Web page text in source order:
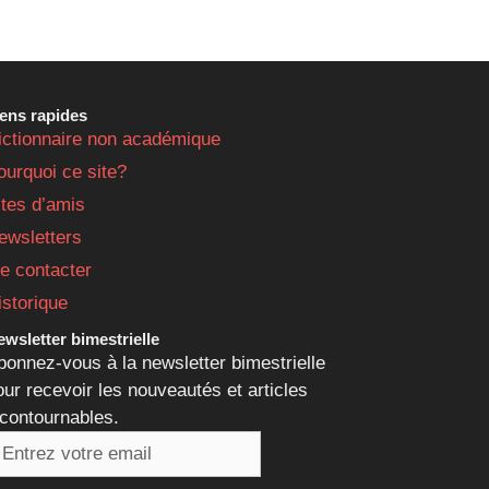
rapides
non académique
ce site?
d’amis
contacter
bimestrielle
vous à la newsletter bimestrielle
recevoir les nouveautés et articles